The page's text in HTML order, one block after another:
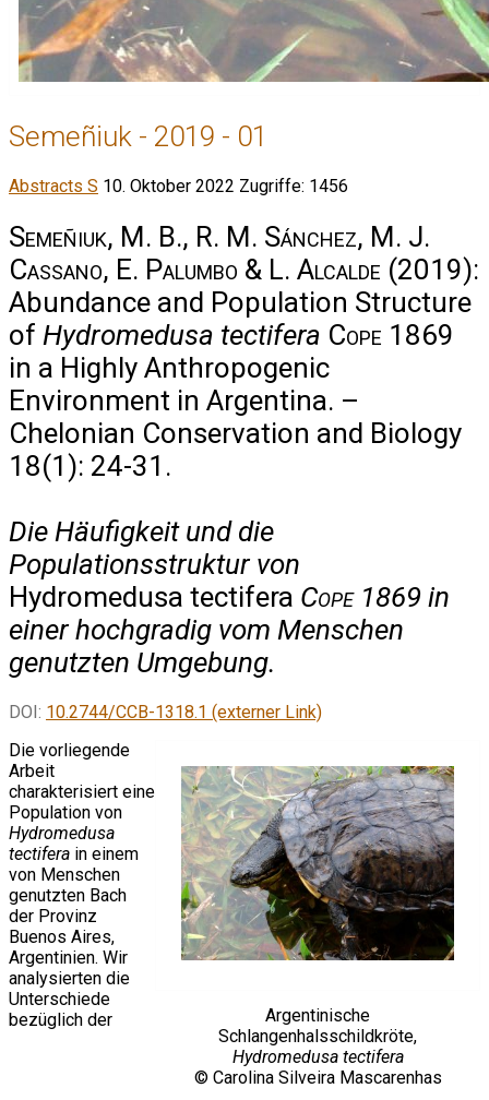
Semeñiuk - 2019 - 01
Abstracts S 10. Oktober 2022 Zugriffe: 1456
Semeñiuk, M. B., R. M. Sánchez, M. J.
Cassano, E. Palumbo & L. Alcalde (2019):
Abundance and Population Structure
of Hydromedusa tectifera Cope 1869
in a Highly Anthropogenic
Environment in Argentina. –
Chelonian Conservation and Biology
18(1): 24-31.
Die Häufigkeit und die
Populationsstruktur von
Hydromedusa tectifera Cope1869 in
einer hochgradig vom Menschen
genutzten Umgebung.
DOI: 10.2744/CCB-1318.1 (externer Link)
Argentinische
Schlangenhalsschildkröte,
Hydromedusa tectifera
© Carolina Silveira Mascarenhas
Die vorliegende
Arbeit
charakterisiert eine
Population von
Hydromedusa
tectifera in einem
von Menschen
genutzten Bach
der Provinz
Buenos Aires,
Argentinien. Wir
analysierten die
Unterschiede
bezüglich der